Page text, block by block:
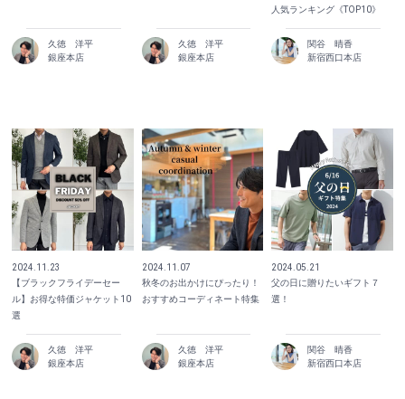
久徳 洋平
銀座本店
久徳 洋平
銀座本店
人気ランキング《TOP10》
関谷 晴香
新宿西口本店
2024.11.23
【ブラックフライデーセー
ル】お得な特価ジャケット10
選
久徳 洋平
銀座本店
2024.11.07
秋冬のお出かけにぴったり！
おすすめコーディネート特集
久徳 洋平
銀座本店
2024.05.21
父の日に贈りたいギフト７
選！
関谷 晴香
新宿西口本店